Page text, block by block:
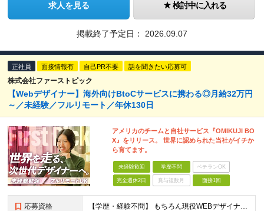
求人を見る 検討中に入れる
掲載終了予定日： 2026.09.07
正社員 面接情報有 自己PR不要 話を聞きたい応募可
株式会社ファーストピック
【Webデザイナー】海外向けBtoCサービスに携わる◎月給32万円
～／未経験／フルリモート／年休130日
アメリカのチームと自社サービス『OMIKUJI BO
X』をリリース。 世界に認められた当社がイチか
ら育てます。
未経験歓迎 学歴不問 ベテランOK
完全週休2日 賞与複数月 面接1回
応募資格 【学歴・経験不問】 もちろん現役WEBデザイナーも大歓迎です！ ＊未経験者大歓迎！第二新卒歓迎/最短6ヶ月の充実研修/WEB面接可能＊ 「PCを触ったことがない・・・」 「スマホしか使ったことない